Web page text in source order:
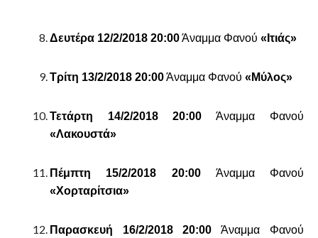
Δευτέρα 12/2/2018 20:00Άναμμα Φανού «Ιτιάς»
Τρίτη 13/2/2018 20:00Άναμμα Φανού «Μύλος»
Τετάρτη 14/2/2018 20:00 Άναμμα Φανού
«Λακουστά»
Πέμπτη 15/2/2018 20:00Άναμμα Φανού
«Χορταρίτσια»
Παρασκευή 16/2/2018 20:00 Άναμμα Φανού